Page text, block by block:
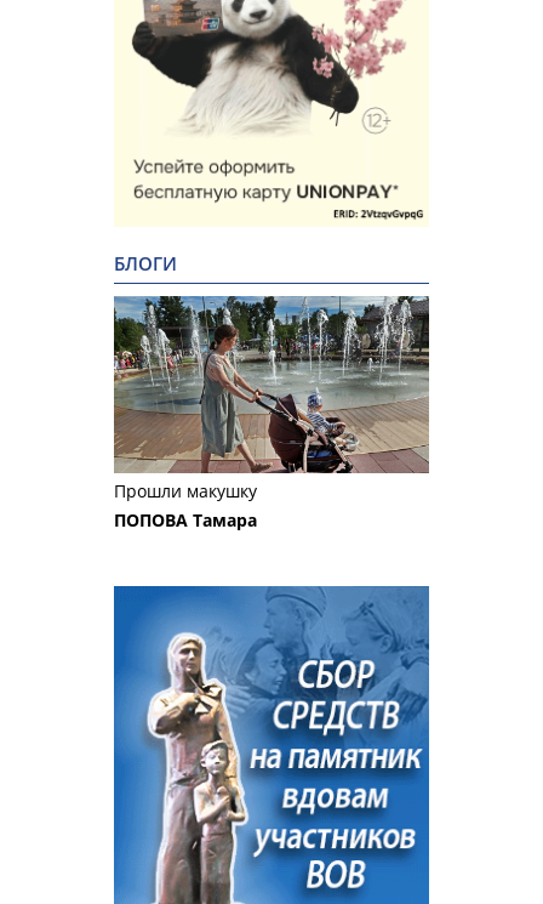
БЛОГИ
Прошли макушку
ПОПОВА Тамара